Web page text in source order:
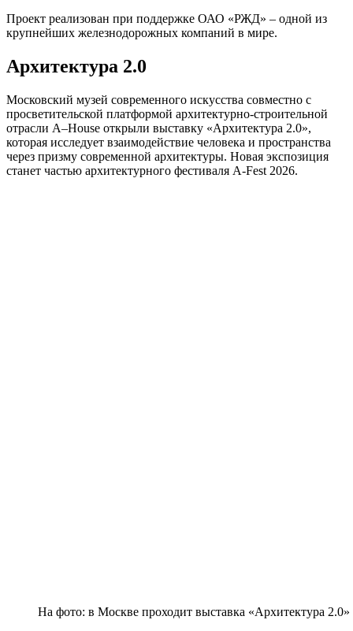
Проект реализован при поддержке ОАО «РЖД» – одной из
крупнейших железнодорожных компаний в мире.
Архитектура 2.0
Московский музей современного искусства совместно с
просветительской платформой архитектурно-строительной
отрасли A–House открыли выставку «Архитектура 2.0»,
которая исследует взаимодействие человека и пространства
через призму современной архитектуры. Новая экспозиция
станет частью архитектурного фестиваля A-Fest 2026.
На фото: в Москве проходит выставка «Архитектура 2.0»